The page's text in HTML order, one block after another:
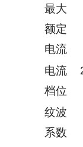
最大
额定
电流
电流
档位
纹波
系数